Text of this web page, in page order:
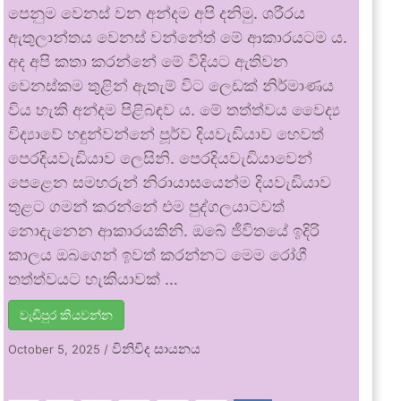
පෙනුම වෙනස් වන අන්දම අපි දනිමු. ශරීරය
ඇතුලාන්තය වෙනස් වන්නේත් මේ ආකාරයටම ය.
අද අපි කතා කරන්නේ මේ විදියට ඇතිවන
වෙනස්කම තුළින් ඇතැම් විට ලෙඩක් නිර්මාණය
විය හැකි අන්දම පිළිබඳව ය. මේ තත්ත්වය වෛද්‍ය
විද්‍යාවේ හඳුන්වන්නේ පූර්ව දියවැඩියාව හෙවත්
පෙරදියවැඩියාව ලෙසිනි. පෙරදියවැඩියාවෙන්
පෙළෙන සමහරුන් නිරායාසයෙන්ම දියවැඩියාව
තුළට ගමන් කරන්නේ එම පුද්ගලයාටවත්
නොදැනෙන ආකාරයකිනි. ඔබේ ජීවිතයේ ඉදිරි
කාලය ඔබගෙන් ඉවත් කරන්නට මෙම රෝගී
තත්ත්වයට හැකියාවක් …
වැඩිපුර කියවන්න
October 5, 2025 /විනිවිද සායනය